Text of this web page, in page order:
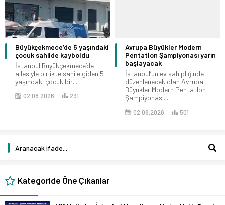
Büyükçekmece’de 5 yaşındaki
çocuk sahilde kayboldu
İstanbul Büyükçekmece’de
ailesiyle birlikte sahile giden 5
yaşındaki çocuk bir...
02.08.2026 231
Avrupa Büyükler Modern
Pentatlon Şampiyonası yarın
başlayacak
İstanbul’un ev sahipliğinde
düzenlenecek olan Avrupa
Büyükler Modern Pentatlon
Şampiyonası...
02.08.2026 501
Kategoride Öne Çıkanlar